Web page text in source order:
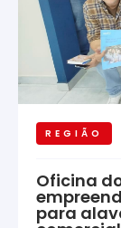
REGIÃO
Oficina
para